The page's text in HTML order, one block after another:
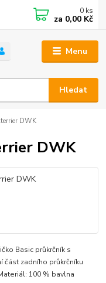
Menu
Hledat
0 ks
za 0,00 Kč
DWK
DWK
Basic průkrčník s
část zadního průkrčníku
100 % bavlna